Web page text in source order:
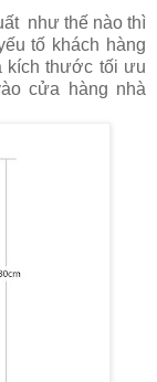
như thế nào thì
tố khách hàng
kích thước tối ưu
cửa hàng nhà